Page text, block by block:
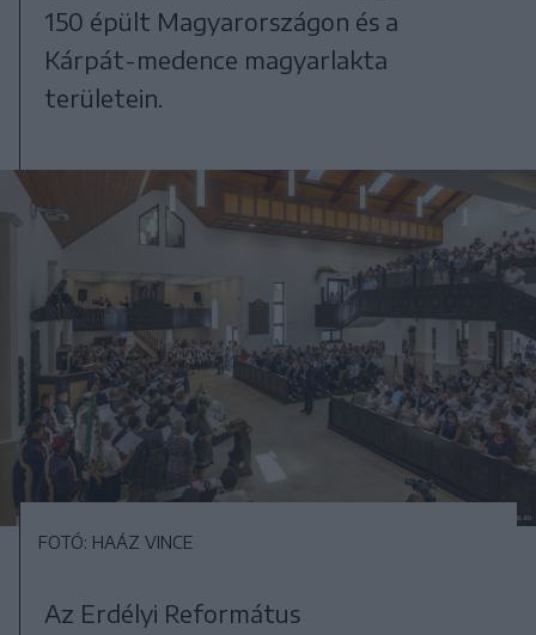
150 épült Magyarországon és a
Kárpát-medence magyarlakta
területein.
FOTÓ: HAÁZ VINCE
Az Erdélyi Református